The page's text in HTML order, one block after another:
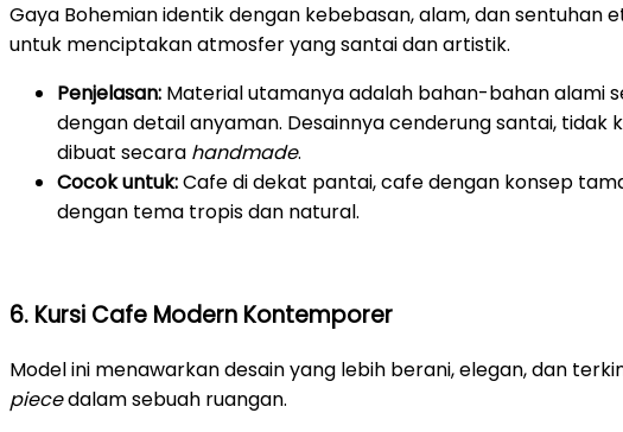
Gaya Bohemian identik dengan kebebasan, alam, dan sentuhan
untuk menciptakan atmosfer yang santai dan artistik.
Penjelasan: Material utamanya adalah bahan-bahan alami
dengan detail anyaman. Desainnya cenderung santai, tidak
dibuat secara handmade.
Cocok untuk:Cafe di dekat pantai, cafe dengan konsep
dengan tema tropis dan natural.
6. Kursi Cafe Modern Kontemporer
Model ini menawarkan desain yang lebih berani, elegan, dan
piecedalam sebuah ruangan.